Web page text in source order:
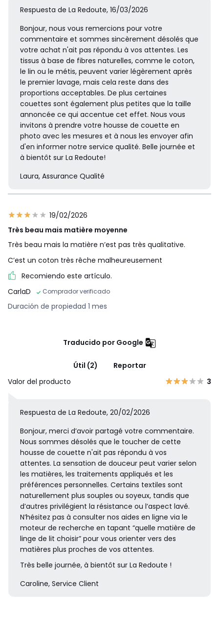
Respuesta de La Redoute, 16/03/2026
Bonjour, nous vous remercions pour votre
commentaire et sommes sincèrement désolés que
votre achat n'ait pas répondu à vos attentes. Les
tissus à base de fibres naturelles, comme le coton,
le lin ou le métis, peuvent varier légèrement après
le premier lavage, mais cela reste dans des
proportions acceptables. De plus certaines
couettes sont également plus petites que la taille
annoncée ce qui accentue cet effet. Nous vous
invitons à prendre votre housse de couette en
photo avec les mesures et à nous les envoyer afin
d'en informer notre service qualité. Belle journée et
à bientôt sur La Redoute!
Laura, Assurance Qualité
19/02/2026
Très beau mais matière moyenne
Très beau mais la matière n’est pas très qualitative.
C’est un coton très rêche malheureusement
Recomiendo este artículo.
CarlaD
Comprador verificado
Duración de propiedad 1 mes
Traducido por Google
Útil (2)
Reportar
Valor del producto
3
Respuesta de La Redoute, 20/02/2026
Bonjour, merci d’avoir partagé votre commentaire.
Nous sommes désolés que le toucher de cette
housse de couette n'ait pas répondu à vos
attentes. La sensation de douceur peut varier selon
les matières, les traitements appliqués et les
préférences personnelles. Certains textiles sont
naturellement plus souples ou soyeux, tandis que
d’autres privilégient la résistance ou l’aspect lavé.
N’hésitez pas à consulter nos aides en ligne via le
moteur de recherche en tapant “quelle matière de
linge de lit choisir” pour vous orienter vers des
matières plus proches de vos attentes.
Très belle journée, à bientôt sur La Redoute !
Caroline, Service Client